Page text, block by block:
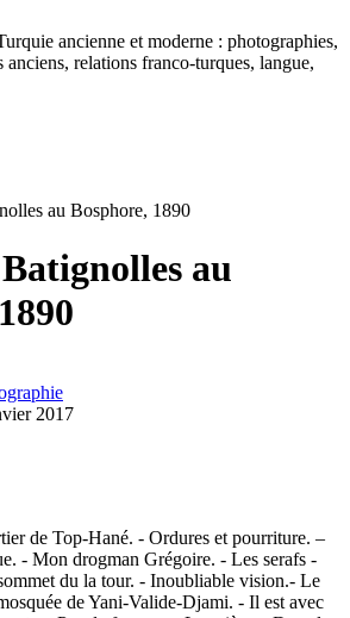
ancienne et moderne : photographies,
anciens, relations franco-turques, langue,
au Bosphore, 1890
au
2017
de Top-Hané. - Ordures et pourriture. –
- Mon drogman Grégoire. - Les serafs -
du la tour. - Inoubliable vision.- Le
de Yani-Valide-Djami. - Il est avec